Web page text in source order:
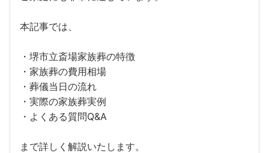
本記事では、
・堺市立斎場家族葬の特徴
・家族葬の費用相場
・葬儀当日の流れ
・実際の家族葬実例
・よくある質問Q&A
まで詳しく解説いたします。